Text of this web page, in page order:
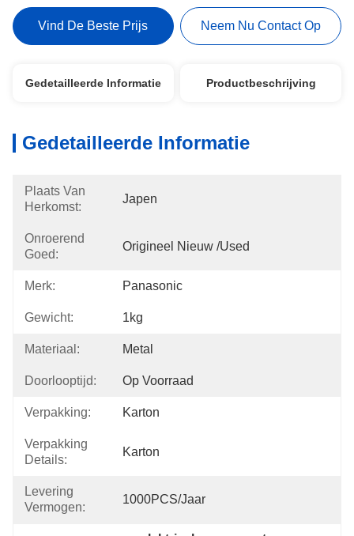
Vind De Beste Prijs Neem Nu Contact Op
Gedetailleerde Informatie Productbeschrijving
Gedetailleerde Informatie
Plaats Van
Herkomst:
Japen
Onroerend
Goed:
Origineel Nieuw /used
Merk: Panasonic
Gewicht: 1kg
Materiaal: Metal
Doorlooptijd: Op Voorraad
Verpakking: Karton
Verpakking
Details:
Karton
Levering
Vermogen:
1000PCS/jaar